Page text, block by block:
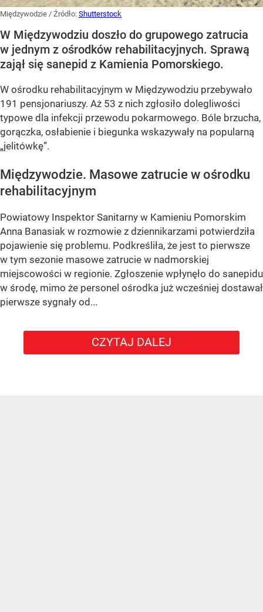
Międzywodzie / Źródło: Shutterstock
W Międzywodziu doszło do grupowego zatrucia
w jednym z ośrodków rehabilitacyjnych. Sprawą
zajął się sanepid z Kamienia Pomorskiego.
W ośrodku rehabilitacyjnym w Międzywodziu przebywało
191 pensjonariuszy. Aż 53 z nich zgłosiło dolegliwości
typowe dla infekcji przewodu pokarmowego. Bóle brzucha,
gorączka, osłabienie i biegunka wskazywały na popularną
„jelitówkę”.
Międzywodzie. Masowe zatrucie w ośrodku
rehabilitacyjnym
Powiatowy Inspektor Sanitarny w Kamieniu Pomorskim
Anna Banasiak w rozmowie z dziennikarzami potwierdziła
pojawienie się problemu. Podkreśliła, że jest to pierwsze
w tym sezonie masowe zatrucie w nadmorskiej
miejscowości w regionie. Zgłoszenie wpłynęło do sanepidu
w środę, mimo że personel ośrodka już wcześniej dostawał
pierwsze sygnały od...
CZYTAJ DALEJ